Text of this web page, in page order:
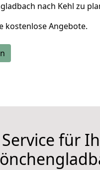
nach Kehl zu
kostenlose Angebote.
für